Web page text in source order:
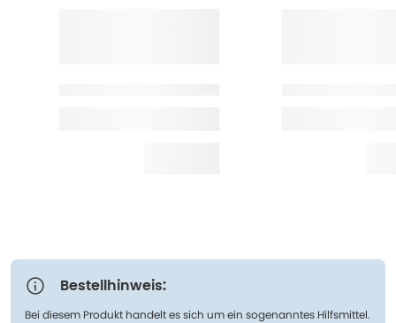
Bestellhinweis:
Bei diesem Produkt handelt es sich um ein sogenanntes Hilfsmittel.